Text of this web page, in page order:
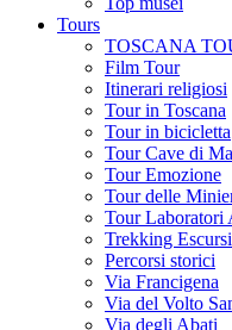
Tours
TOSCANA
Film Tour
Itinerari religiosi
Tour in Toscana
Tour in bicicletta
Tour Cave di
Tour Emozione
Tour delle
Tour Laboratori
Trekking
Percorsi storici
Via Francigena
Via del Volto
Via degli Abati